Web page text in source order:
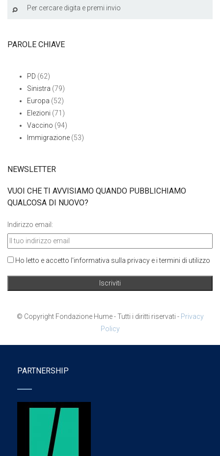
PAROLE CHIAVE
PD (62)
Sinistra (79)
Europa (52)
Elezioni (71)
Vaccino (94)
Immigrazione (53)
NEWSLETTER
VUOI CHE TI AVVISIAMO QUANDO PUBBLICHIAMO
QUALCOSA DI NUOVO?
Indirizzo email:
Ho letto e accetto l'informativa sulla privacy e i termini di utilizzo
© Copyright Fondazione Hume - Tutti i diritti riservati - Privacy
Policy
PARTNERSHIP